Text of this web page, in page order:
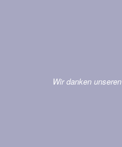
Wir danken unseren